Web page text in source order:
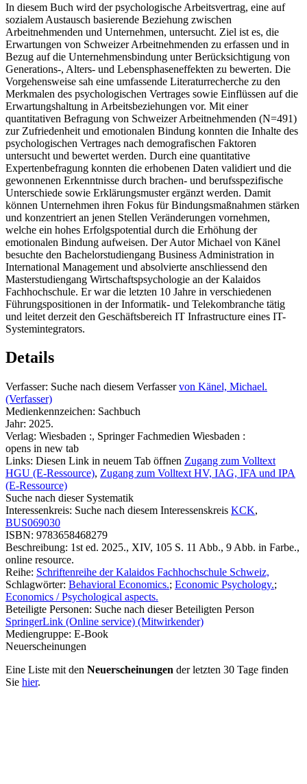
In diesem Buch wird der psychologische Arbeitsvertrag, eine auf
sozialem Austausch basierende Beziehung zwischen
Arbeitnehmenden und Unternehmen, untersucht. Ziel ist es, die
Erwartungen von Schweizer Arbeitnehmenden zu erfassen und in
Bezug auf die Unternehmensbindung unter Berücksichtigung von
Generations-, Alters- und Lebensphaseneffekten zu bewerten. Die
Vorgehensweise sah eine umfassende Literaturrecherche zu den
Merkmalen des psychologischen Vertrages sowie Einflüssen auf die
Erwartungshaltung in Arbeitsbeziehungen vor. Mit einer
quantitativen Befragung von Schweizer Arbeitnehmenden (N=491)
zur Zufriedenheit und emotionalen Bindung konnten die Inhalte des
psychologischen Vertrages nach demografischen Faktoren
untersucht und bewertet werden. Durch eine quantitative
Expertenbefragung konnten die erhobenen Daten validiert und die
gewonnenen Erkenntnisse durch brachen- und berufsspezifische
Unterschiede sowie Erklärungsmuster ergänzt werden. Damit
können Unternehmen ihren Fokus für Bindungsmaßnahmen stärken
und konzentriert an jenen Stellen Veränderungen vornehmen,
welche ein hohes Erfolgspotential durch die Erhöhung der
emotionalen Bindung aufweisen. Der Autor Michael von Känel
besuchte den Bachelorstudiengang Business Administration in
International Management und absolvierte anschliessend den
Masterstudiengang Wirtschaftspsychologie an der Kalaidos
Fachhochschule. Er war die letzten 10 Jahre in verschiedenen
Führungspositionen in der Informatik- und Telekombranche tätig
und leitet derzeit den Geschäftsbereich IT Infrastructure eines IT-
Systemintegrators.
Details
Verfasser: Suche nach diesem Verfasser von Känel, Michael.
(Verfasser)
Medienkennzeichen: Sachbuch
Jahr: 2025.
Verlag: Wiesbaden :, Springer Fachmedien Wiesbaden :
opens in new tab
Links: Diesen Link in neuem Tab öffnen Zugang zum Volltext
HGU (E-Ressource), Zugang zum Volltext HV, IAG, IFA und IPA
(E-Ressource)
Suche nach dieser Systematik
Interessenkreis: Suche nach diesem Interessenskreis KCK,
BUS069030
ISBN: 9783658468279
Beschreibung: 1st ed. 2025., XIV, 105 S. 11 Abb., 9 Abb. in Farbe.,
online resource.
Reihe: Schriftenreihe der Kalaidos Fachhochschule Schweiz,
Schlagwörter: Behavioral Economics.; Economic Psychology.;
Economics / Psychological aspects.
Beteiligte Personen: Suche nach dieser Beteiligten Person
SpringerLink (Online service) (Mitwirkender)
Mediengruppe: E-Book
Neuerscheinungen
Eine Liste mit den Neuerscheinungen der letzten 30 Tage finden
Sie hier.